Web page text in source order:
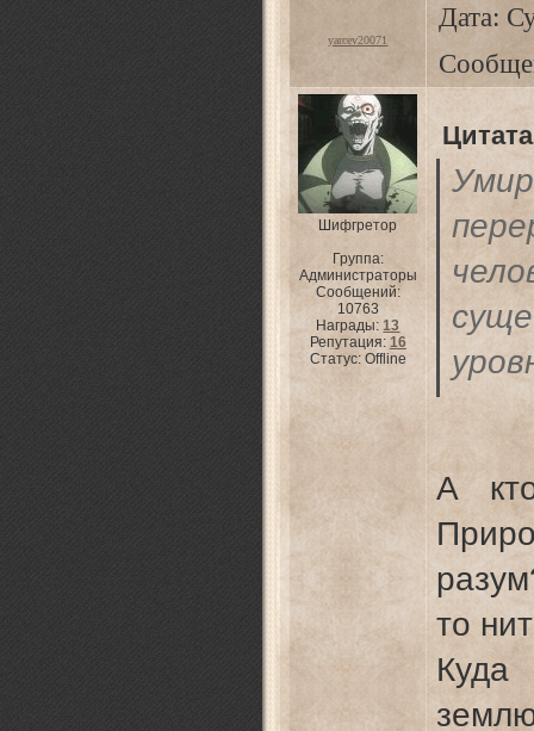
yarcev20071
Дата:
Шифгретор
Группа:
Администраторы
Сообщений:
10763
Награды:13
Репутация: 16
Статус: Offline
Цитата
А
то
Куда